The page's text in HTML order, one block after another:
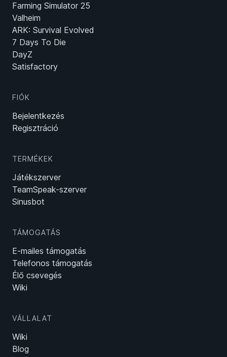
Farming Simulator 25
Valheim
ARK: Survival Evolved
7 Days To Die
DayZ
Satisfactory
FIÓK
Bejelentkezés
Regisztráció
TERMÉKEK
Játékszerver
TeamSpeak-szerver
Sinusbot
TÁMOGATÁS
E-mailes támogatás
Telefonos támogatás
Élő csevegés
Wiki
VÁLLALAT
Wiki
Blog